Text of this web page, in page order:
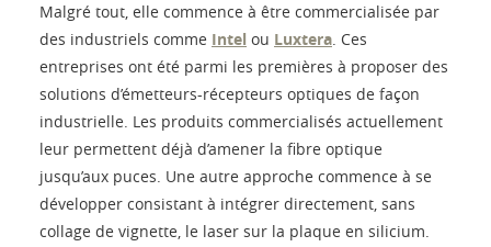
Malgré tout, elle commence à être commercialisée par
des industriels comme Intel ou Luxtera. Ces
entreprises ont été parmi les premières à proposer des
solutions d’émetteurs-récepteurs optiques de façon
industrielle. Les produits commercialisés actuellement
leur permettent déjà d’amener la fibre optique
jusqu’aux puces. Une autre approche commence à se
développer consistant à intégrer directement, sans
collage de vignette, le laser sur la plaque en silicium.